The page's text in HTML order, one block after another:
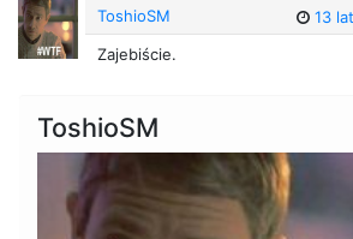
ToshioSM 13
Zajebiście.
ToshioSM